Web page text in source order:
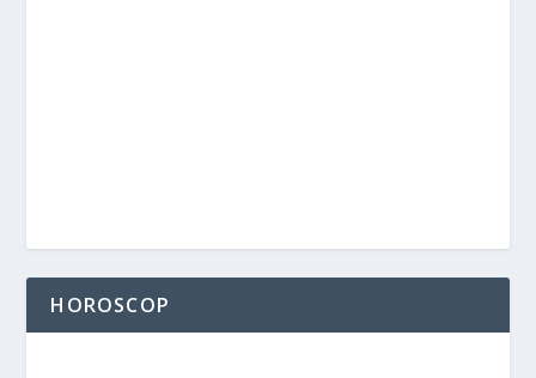
HOROSCOP